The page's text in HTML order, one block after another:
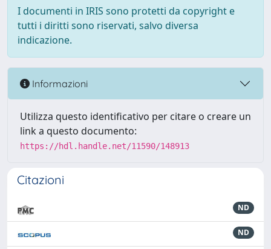
I documenti in IRIS sono protetti da copyright e
tutti i diritti sono riservati, salvo diversa
indicazione.
Informazioni
Utilizza questo identificativo per citare o creare un
link a questo documento:
https://hdl.handle.net/11590/148913
Citazioni
ND
ND